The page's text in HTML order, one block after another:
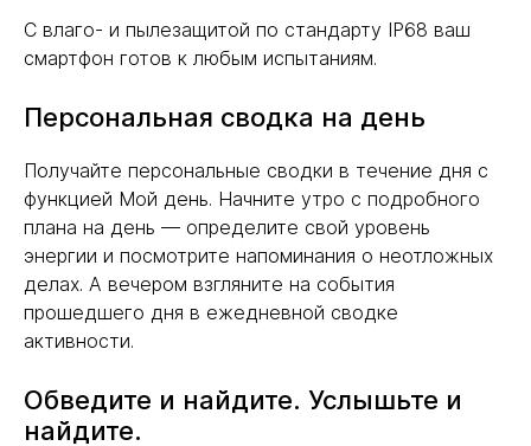
С влаго- и пылезащитой по стандарту IP68 ваш
смартфон готов к любым испытаниям.
Персональная сводка на день
Получайте персональные сводки в течение дня с
функцией Мой день. Начните утро с подробного
плана на день — определите свой уровень
энергии и посмотрите напоминания о неотложных
делах. А вечером взгляните на события
прошедшего дня в ежедневной сводке
активности.
Обведите и найдите. Услышьте и
найдите.